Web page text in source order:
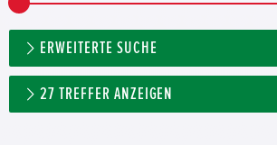
ERWEITERTE SUCHE
27 TREFFER ANZEIGEN